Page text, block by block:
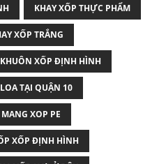
KHAY XỐP THỰC PHẨM
XỐP TRẮNG
XỐP ĐỊNH HÌNH
TẠI QUẬN 10
MANG XOP PE
XỐP ĐỊNH HÌNH